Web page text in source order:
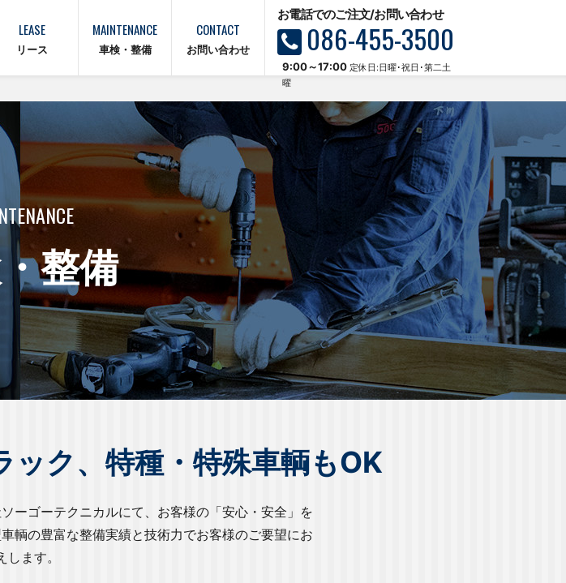
LEASE
リース
MAINTENANCE
車検・整備
CONTACT
お問い合わせ
お電話でのご注文/お問い合わせ
086-455-3500
9:00～17:00 定休日:日曜･祝日･第二土
曜
整備
ク、特種・特殊車輌もOK
ーゴーテクニカルにて、お客様の「安心・安全」を
輌の豊富な整備実績と技術力でお客様のご要望にお
します。